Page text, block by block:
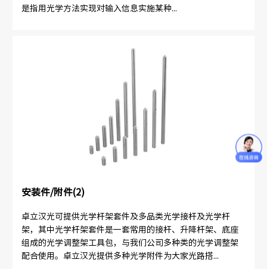
是指用光学方法实现对输入信息实施某种...
安装件/附件(2)
卓立汉光可提供光学杆架套件及多品类光学接杆及光学杆
架，其中光学杆架套件是一套常用的接杆、升降杆架、底座
组成的光学调整架工具包，与我们公司多种类的光学调整架
配合使用。卓立汉光提供多种光学附件为大家光路搭...